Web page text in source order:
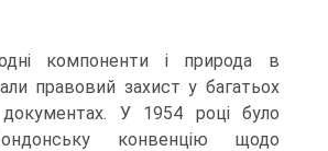
компоненти і природа в
правовий захист у багатьох
документах. У 1954 році було
конвенцію щодо